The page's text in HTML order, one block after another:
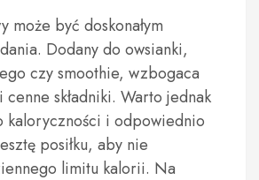
może być doskonałym
Dodany do owsianki,
czy smoothie, wzbogaca
cenne składniki. Warto jednak
kaloryczności i odpowiednio
posiłku, aby nie
limitu kalorii. Na